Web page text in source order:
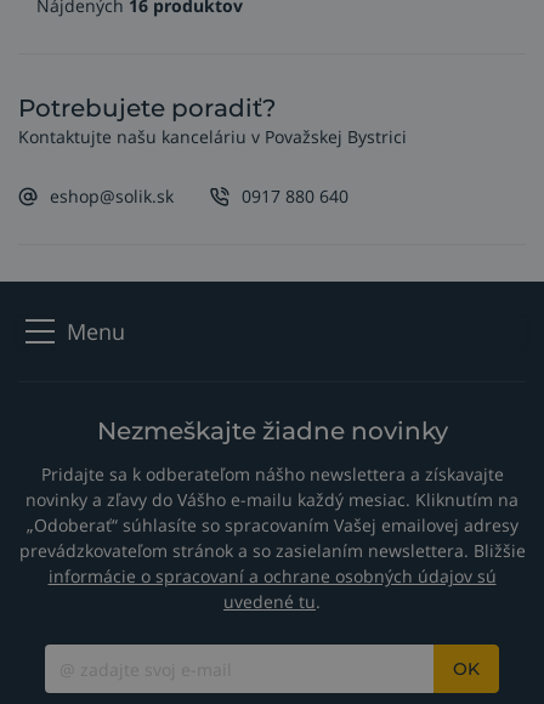
Nájdených 16 produktov
Potrebujete poradiť?
Kontaktujte našu kanceláriu v Považskej Bystrici
eshop@solik.sk 0917 880 640
Menu
Nezmeškajte žiadne novinky
Pridajte sa k odberateľom nášho newslettera a získavajte
novinky a zľavy do Vášho e-mailu každý mesiac. Kliknutím na
„Odoberať“ súhlasíte so spracovaním Vašej emailovej adresy
prevádzkovateľom stránok a so zasielaním newslettera. Bližšie
informácie o spracovaní a ochrane osobných údajov sú
uvedené tu.
OK